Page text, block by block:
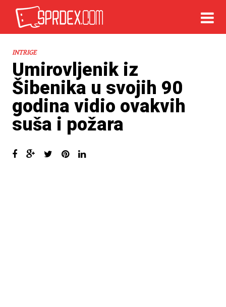
INTRIGE
Umirovljenik iz
Šibenika u svojih 90
godina vidio ovakvih
suša i požara